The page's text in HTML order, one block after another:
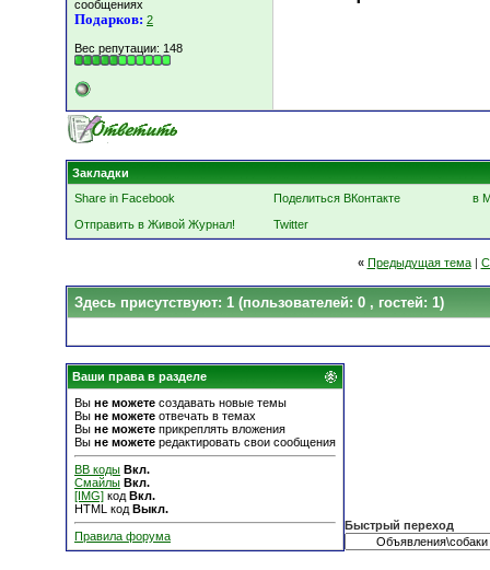
сообщениях
Подарков: 2
Вес репутации: 148
Закладки
Share in Facebook
Поделиться ВКонтакте
в
Отправить в Живой Журнал!
Twitter
« Предыдущая тема|
Здесь присутствуют: 1 (пользователей: 0 , гостей: 1)
Ваши права в разделе
Вы не можете создавать новые темы
Вы не можете отвечать в темах
Вы не можете прикреплять вложения
Вы не можете редактировать свои сообщения
BB коды Вкл.
Смайлы Вкл.
[IMG] код Вкл.
HTML код Выкл.
Правила форума
Быстрый переход